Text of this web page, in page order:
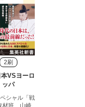
2刷
VSヨーロ
ッパ
シャル「戦
材班 山崎